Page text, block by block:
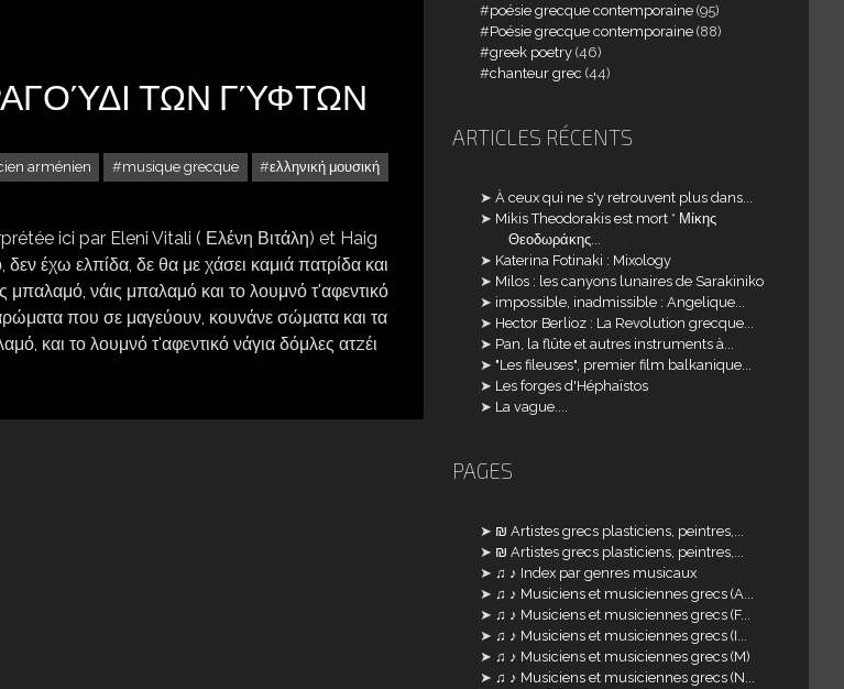
ΤΩΝ ΓΎΦΤΩΝ
arménien musique grecque
ελληνική μουσική
ici par Eleni Vitali ( Ελένη Βιτάλη) et Haig
έχω ελπίδα, δε θα με χάσει καμιά πατρίδα και
μπαλαμό, νάις μπαλαμό και το λουμνό τ'αφεντικό
που σε μαγεύουν, κουνάνε σώματα και τα
και το λουμνό τ'αφεντικό νάγια δόμλες ατzέι
poésie grecque contemporaine (95)
Poésie grecque contemporaine (88)
greek poetry (46)
chanteur grec (44)
ARTICLES RÉCENTS
À ceux qui ne s'y retrouvent plus dans...
Mikis Theodorakis est mort * Μίκης
Θεοδωράκης...
Katerina Fotinaki : Mixology
Milos : les canyons lunaires de Sarakiniko
impossible, inadmissible : Angelique...
Hector Berlioz : La Revolution grecque...
Pan, la flûte et autres instruments à...
"Les fileuses", premier film balkanique...
Les forges d'Héphaïstos
La vague....
PAGES
₪ Artistes grecs plasticiens, peintres,...
₪ Artistes grecs plasticiens, peintres,...
♫ ♪ Index par genres musicaux
♫ ♪ Musiciens et musiciennes grecs (A...
♫ ♪ Musiciens et musiciennes grecs (F...
♫ ♪ Musiciens et musiciennes grecs (I...
♫ ♪ Musiciens et musiciennes grecs (M)
♫ ♪ Musiciens et musiciennes grecs (N...